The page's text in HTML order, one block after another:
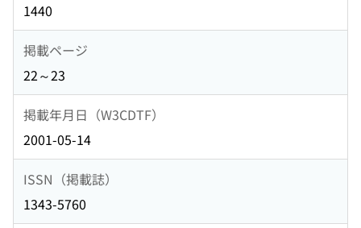
1440
掲載ページ
22～23
掲載年月日（W3CDTF）
2001-05-14
ISSN（掲載誌）
1343-5760